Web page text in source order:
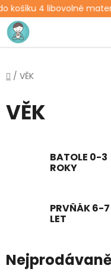
4 libovolné
Přejít
na
obsah
Domů
/ VĚK
VĚK
BATOLE 0-3
ROKY
PRVŇÁK 6-7
LET